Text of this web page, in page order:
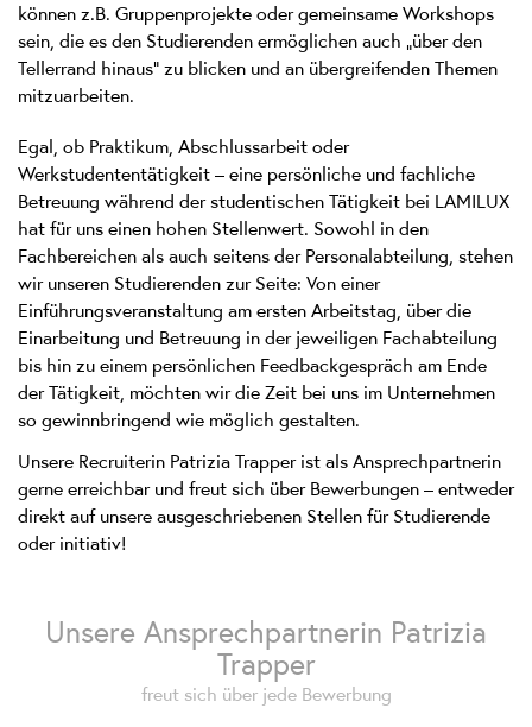
können z.B. Gruppenprojekte oder gemeinsame Workshops
sein, die es den Studierenden ermöglichen auch „über den
Tellerrand hinaus“ zu blicken und an übergreifenden Themen
mitzuarbeiten.
Egal, ob Praktikum, Abschlussarbeit oder
Werkstudententätigkeit – eine persönliche und fachliche
Betreuung während der studentischen Tätigkeit bei LAMILUX
hat für uns einen hohen Stellenwert. Sowohl in den
Fachbereichen als auch seitens der Personalabteilung, stehen
wir unseren Studierenden zur Seite: Von einer
Einführungsveranstaltung am ersten Arbeitstag, über die
Einarbeitung und Betreuung in der jeweiligen Fachabteilung
bis hin zu einem persönlichen Feedbackgespräch am Ende
der Tätigkeit, möchten wir die Zeit bei uns im Unternehmen
so gewinnbringend wie möglich gestalten.
Unsere Recruiterin Patrizia Trapper ist als Ansprechpartnerin
gerne erreichbar und freut sich über Bewerbungen – entweder
direkt auf unsere ausgeschriebenen Stellen für Studierende
oder initiativ!
Unsere Ansprechpartnerin Patrizia
Trapper
freut sich über jede Bewerbung